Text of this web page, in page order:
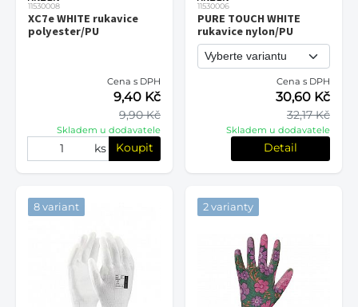
11530008
XC7e WHITE rukavice
polyester/PU
Cena s DPH
9,90 Kč
9,40 Kč
Skladem u dodavatele
ks Koupit
11530006
PURE TOUCH WHITE
rukavice nylon/PU
Cena s DPH
32,17 Kč
30,60 Kč
Skladem u dodavatele
Detail
8 variant 2 varianty